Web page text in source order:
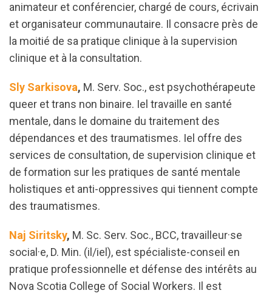
animateur et conférencier, chargé de cours, écrivain
et organisateur communautaire. Il consacre près de
la moitié de sa pratique clinique à la supervision
clinique et à la consultation.
Sly Sarkisova, M. Serv. Soc., est psychothérapeute
queer et trans non binaire. Iel travaille en santé
mentale, dans le domaine du traitement des
dépendances et des traumatismes. Iel offre des
services de consultation, de supervision clinique et
de formation sur les pratiques de santé mentale
holistiques et anti-oppressives qui tiennent compte
des traumatismes.
Naj Siritsky, M. Sc. Serv. Soc., BCC, travailleur·se
social·e, D. Min. (il/iel), est spécialiste-conseil en
pratique professionnelle et défense des intérêts au
Nova Scotia College of Social Workers. Il est